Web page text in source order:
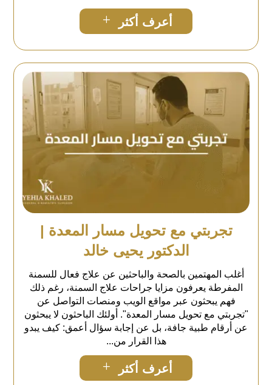
أعرف أكثر L
تجربتي مع تحويل مسار المعدة |
الدكتور يحيى خالد
أغلب المهتمين بالصحة والباحثين عن علاج فعال للسمنة
المفرطة يعرفون مزايا جراحات علاج السمنة، رغم ذلك
فهم يبحثون عبر مواقع الويب ومنصات التواصل عن
"تجربتي مع تحويل مسار المعدة". أولئك الباحثون لا يبحثون
عن أرقام طبية جافة، بل عن إجابة سؤال أعمق: كيف يبدو
هذا القرار من...
أعرف أكثر L